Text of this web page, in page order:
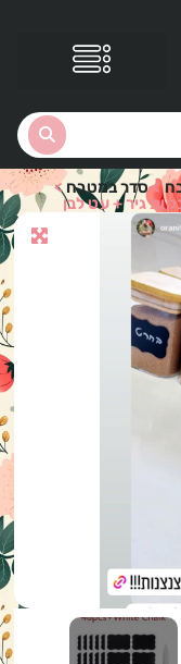
>סדר במטבח>
גיר + עט לבן